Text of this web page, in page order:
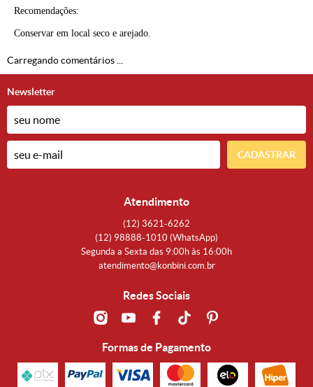
Recomendações:
Conservar em local seco e arejado.
Carregando comentários ...
Newsletter
CADASTRAR
Atendimento
(12) 3621-6262
(12) 98888-1010 (WhatsApp)
Segunda a Sexta das 9:00h às 16:00h
atendimento@konbini.com.br
Redes Sociais
Formas de Pagamento